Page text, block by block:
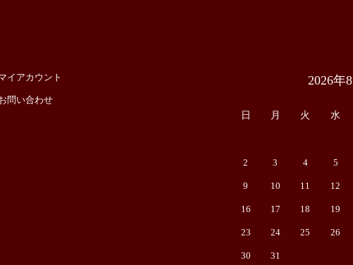
イアカウント
問い合わせ
2026年8
日 月 火 水
2 3 4 5
9 10 11 12
16 17 18 19
23 24 25 26
30 31